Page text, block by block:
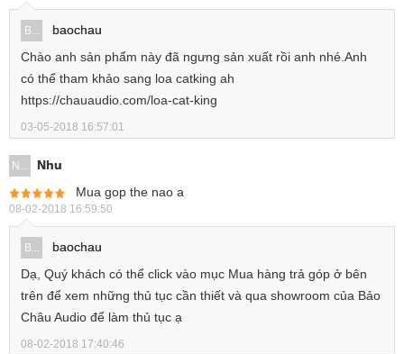
B...
baochau
Chào anh sản phẩm này đã ngưng sản xuất rồi anh nhé.Anh
có thể tham khảo sang loa catking ah
https://chauaudio.com/loa-cat-king
03-05-2018 16:57:01
N...
Nhu
Mua gop the nao a
08-02-2018 16:59:50
B...
baochau
Dạ, Quý khách có thể click vào mục Mua hàng trả góp ở bên
trên để xem những thủ tục cần thiết và qua showroom của Bảo
Châu Audio để làm thủ tục ạ
08-02-2018 17:40:46